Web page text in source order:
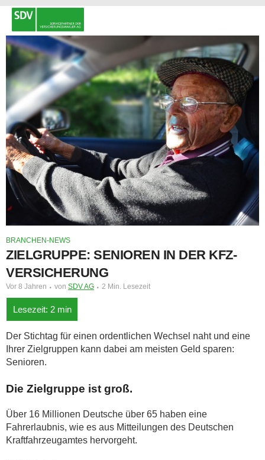
BRANCHEN-NEWS
ZIELGRUPPE: SENIOREN IN DER KFZ-
VERSICHERUNG
Vor 8 Jahren von SDV AG 2 Min. Lesezeit
Der Stichtag für einen ordentlichen Wechsel naht und eine
Ihrer Zielgruppen kann dabei am meisten Geld sparen:
Senioren.
Die Zielgruppe ist groß.
Über 16 Millionen Deutsche über 65 haben eine
Fahrerlaubnis, wie es aus Mitteilungen des Deutschen
Kraftfahrzeugamtes hervorgeht.